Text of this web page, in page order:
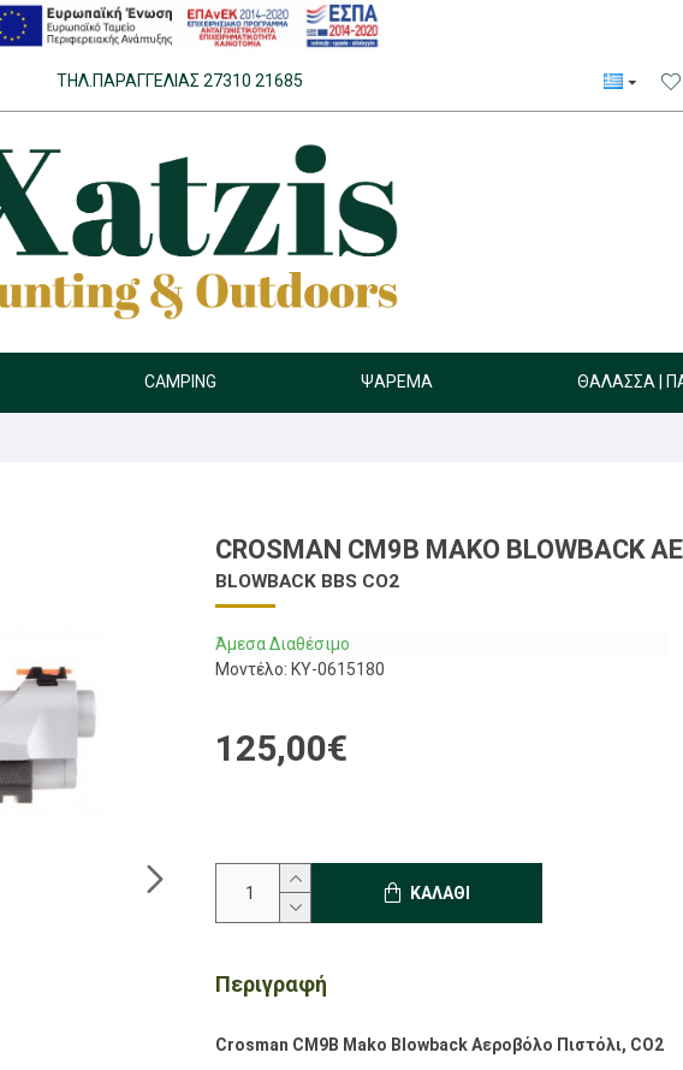
ΤΗΛ.ΠΑΡΑΓΓΕΛΊΑΣ 27310 21685
CAMPING ΨΆΡΕΜΑ ΘΆΛΑΣΣΑ |
CROSMAN CM9B MAKO BLOWBACK
BLOWBACK BBS CO2
Άμεσα Διαθέσιμο
Μοντέλο: KY-0615180
125,00€
ΚΑΛΆΘΙ
Περιγραφή
Crosman CM9B Mako Blowback Αεροβόλο Πιστόλι, CO2